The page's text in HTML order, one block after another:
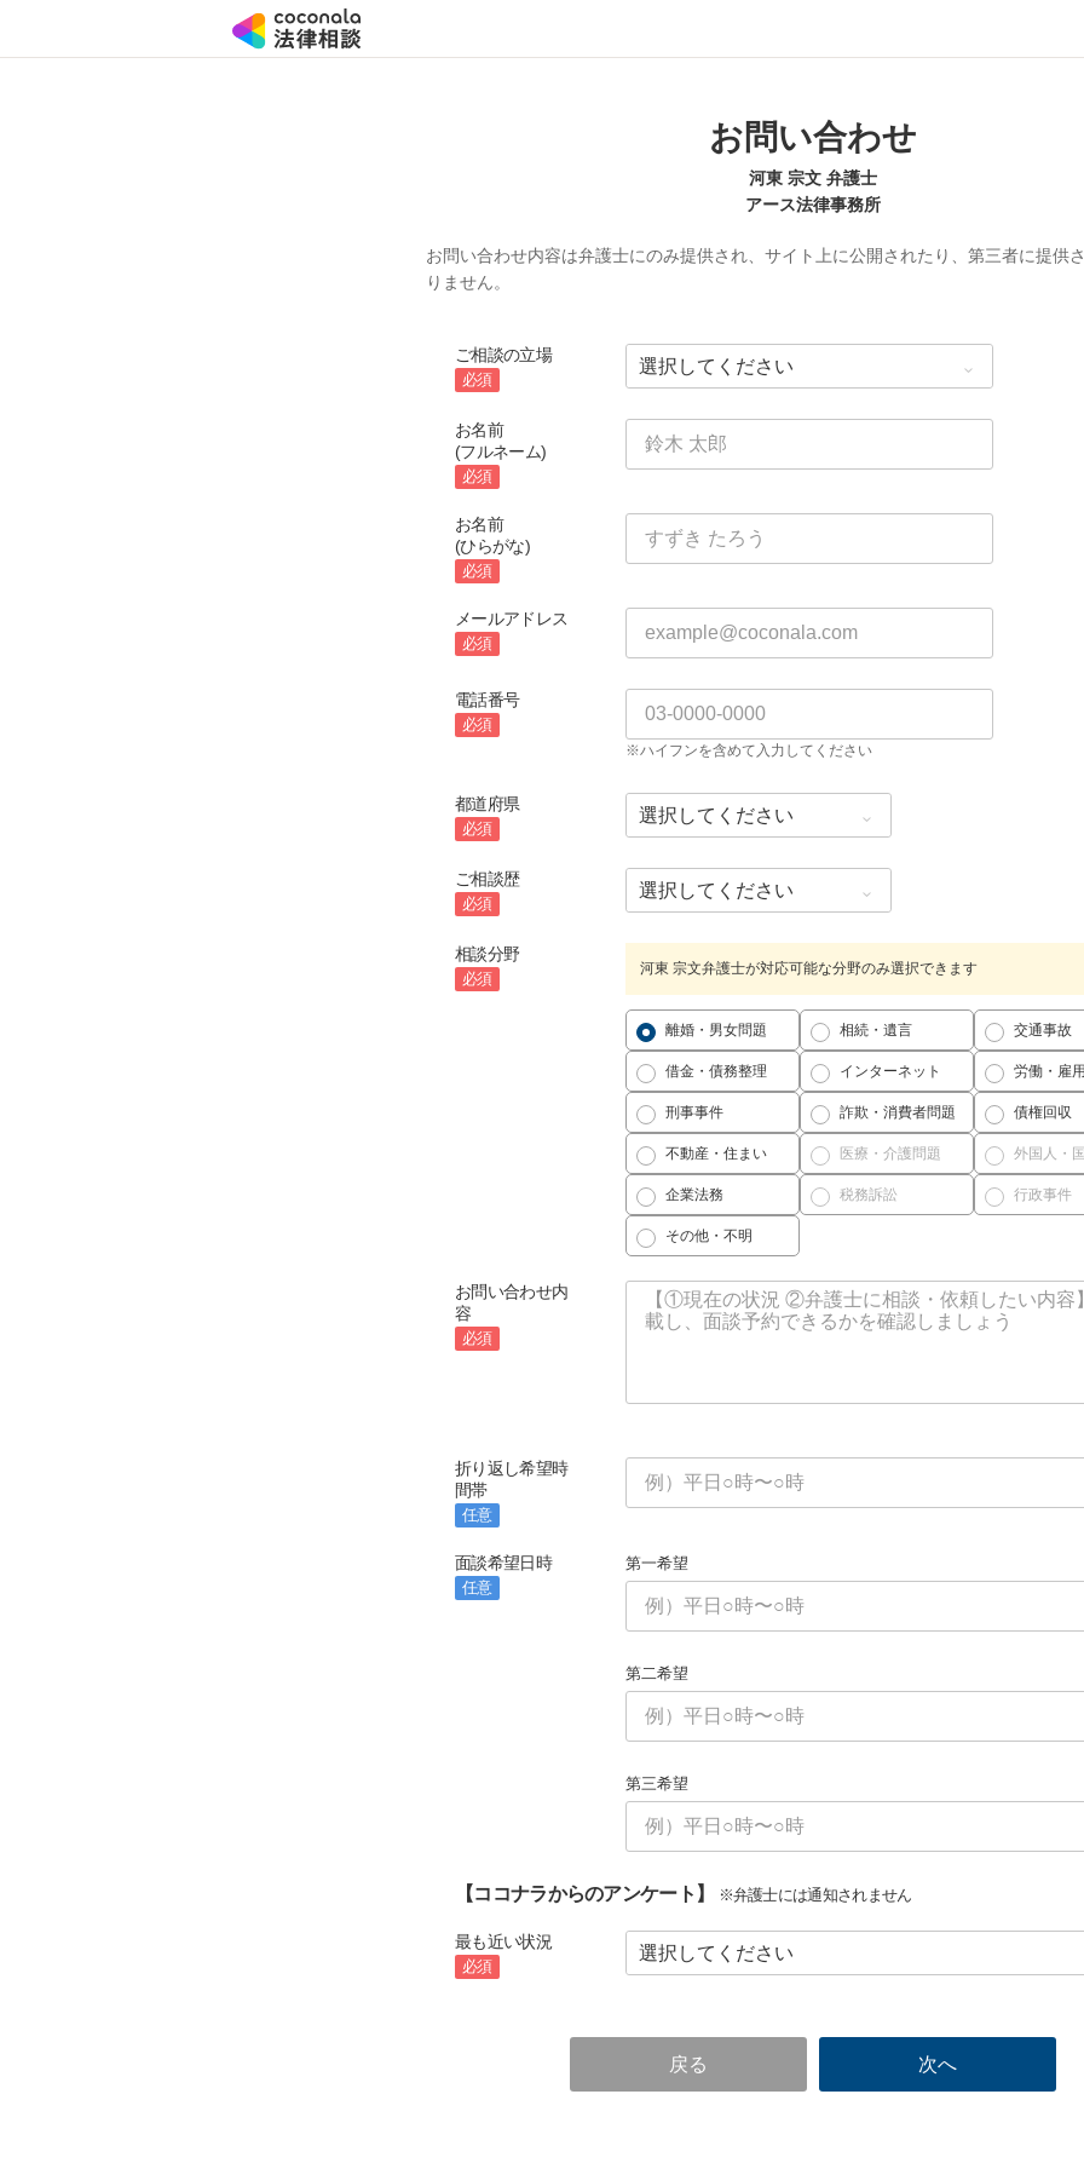
お問い合わせ
河東 宗文 弁護士
アース法律事務所
お問い合わせ内容は弁護士にのみ提供され、サイト上に公開されたり、第三者に提供
りません。
ご相談の立場
必須
お名前
(フルネーム)
必須
お名前
(ひらがな)
必須
メールアドレス
必須
電話番号
必須
※ハイフンを含めて入力してください
都道府県
必須
ご相談歴
必須
相談分野
必須
河東 宗文弁護士が対応可能な分野のみ選択できます
離婚・男女問題 相続・遺言 交通事故
借金・債務整理 インターネット 労働・雇
刑事事件 詐欺・消費者問題 債権回収
不動産・住まい 医療・介護問題 外国人・
企業法務 税務訴訟 行政事件
その他・不明
お問い合わせ内
容
必須
折り返し希望時
間帯
任意
面談希望日時
任意
第一希望
第二希望
第三希望
【ココナラからのアンケート】 ※弁護士には通知されません
最も近い状況
必須